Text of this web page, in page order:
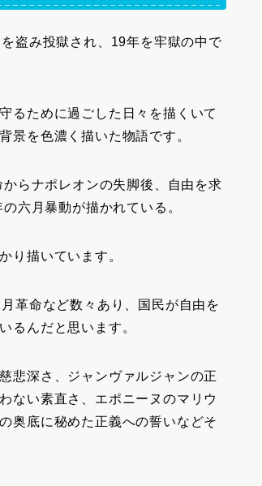
盗み投獄され、19年を牢獄の中で
るために過ごした日々を描くいて
景を色濃く描いた物語です。
らナポレオンの失脚後、自由を求
六月暴動が描かれている。
り描いています。
革命など数々あり、国民が自由を
るんだと思います。
悲深さ、ジャンヴァルジャンの正
ない素直さ、エポニーヌのマリウ
奥底に秘めた正義への誓いなどそ